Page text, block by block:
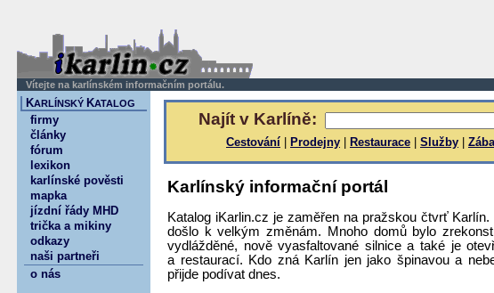
Vítejte na karlínském informačním portálu.
Najít v Karlíně:
Cestování Prodejny Restaurace Služby
Karlínský informační portál
Katalog iKarlin.cz je zaměřen na pražskou čtvrť
došlo k velkým změnám. Mnoho domů bylo
vydlážděné, nově vyasfaltované silnice a také je
a restaurací. Kdo zná Karlín jen jako špinavou a
přijde podívat dnes.
KARLÍNSKÝ KATALOG
firmy
články
fórum
lexikon
karlínské pověsti
mapka
jízdní řády MHD
trička a mikiny
odkazy
naši partneři
o nás